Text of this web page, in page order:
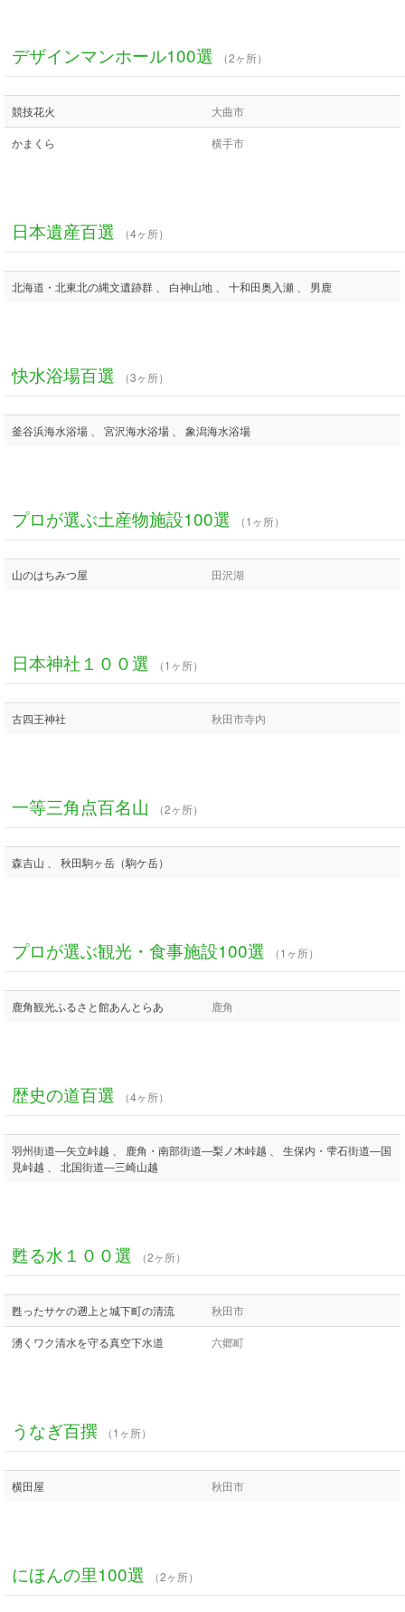
デザインマンホール100選 （2ヶ所）
競技花火 大曲市
かまくら 横手市
日本遺産百選 （4ヶ所）
北海道・北東北の縄文遺跡群 、 白神山地 、 十和田奥入瀬 、 男鹿
快水浴場百選 （3ヶ所）
釜谷浜海水浴場 、 宮沢海水浴場 、 象潟海水浴場
プロが選ぶ土産物施設100選 （1ヶ所）
山のはちみつ屋 田沢湖
日本神社１００選 （1ヶ所）
古四王神社 秋田市寺内
一等三角点百名山 （2ヶ所）
森吉山 、 秋田駒ヶ岳（駒ケ岳）
プロが選ぶ観光・食事施設100選 （1ヶ所）
鹿角観光ふるさと館あんとらあ 鹿角
歴史の道百選 （4ヶ所）
羽州街道―矢立峠越 、 鹿角・南部街道―梨ノ木峠越 、 生保内・雫石街道―国
見峠越 、 北国街道―三崎山越
甦る水１００選 （2ヶ所）
甦ったサケの遡上と城下町の清流 秋田市
湧くワク清水を守る真空下水道 六郷町
うなぎ百撰 （1ヶ所）
横田屋 秋田市
にほんの里100選 （2ヶ所）